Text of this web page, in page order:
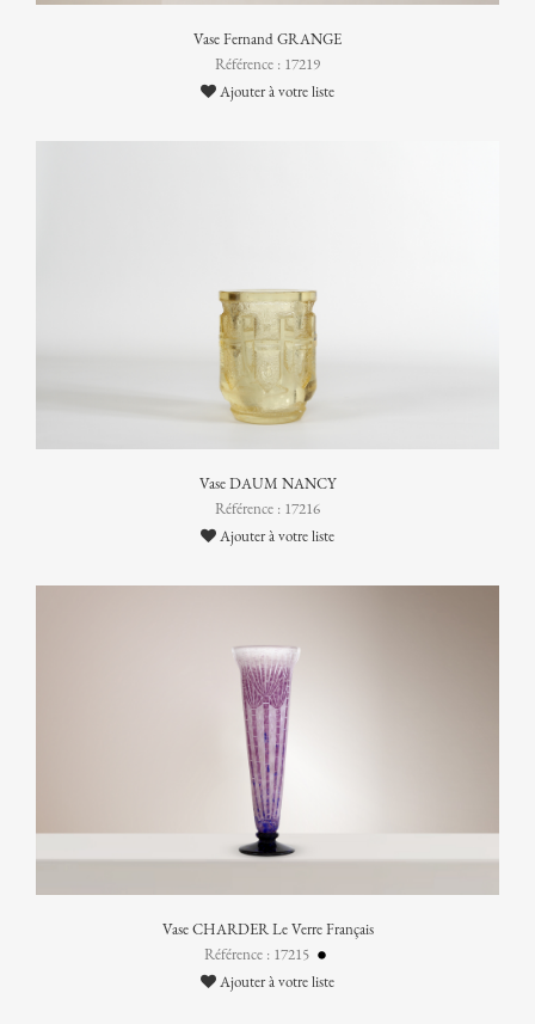
Vase Fernand GRANGE
Référence : 17219
Ajouter à votre liste
Vase DAUM NANCY
Référence : 17216
Ajouter à votre liste
Vase CHARDER Le Verre Français
Référence : 17215
Ajouter à votre liste